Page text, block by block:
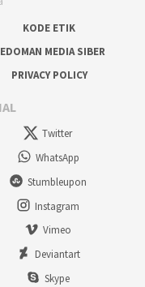
KODE ETIK
MEDIA SIBER
PRIVACY POLICY
Twitter
WhatsApp
Stumbleupon
Instagram
Vimeo
Deviantart
Skype